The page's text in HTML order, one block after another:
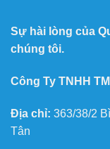
Sự hài lòng của
chúng tôi.
Công Ty TNHH
Địa chỉ: 363/38/2
Tân